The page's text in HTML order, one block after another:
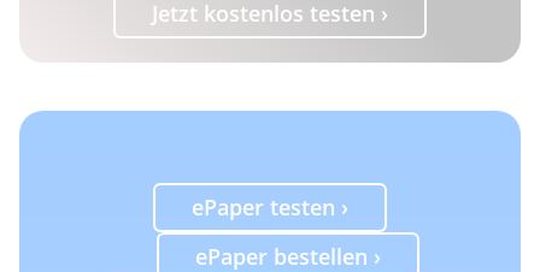
Jetzt kostenlos testen ›
ePaper testen ›
ePaper bestellen ›